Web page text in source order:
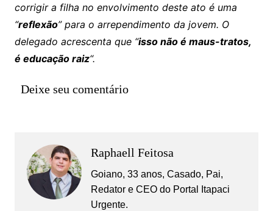
corrigir a filha no envolvimento deste ato é uma
“reflexão” para o arrependimento da jovem. O
delegado acrescenta que “isso não é maus-tratos,
é educação raiz“.
Deixe seu comentário
Raphaell Feitosa
Goiano, 33 anos, Casado, Pai,
Redator e CEO do Portal Itapaci
Urgente.